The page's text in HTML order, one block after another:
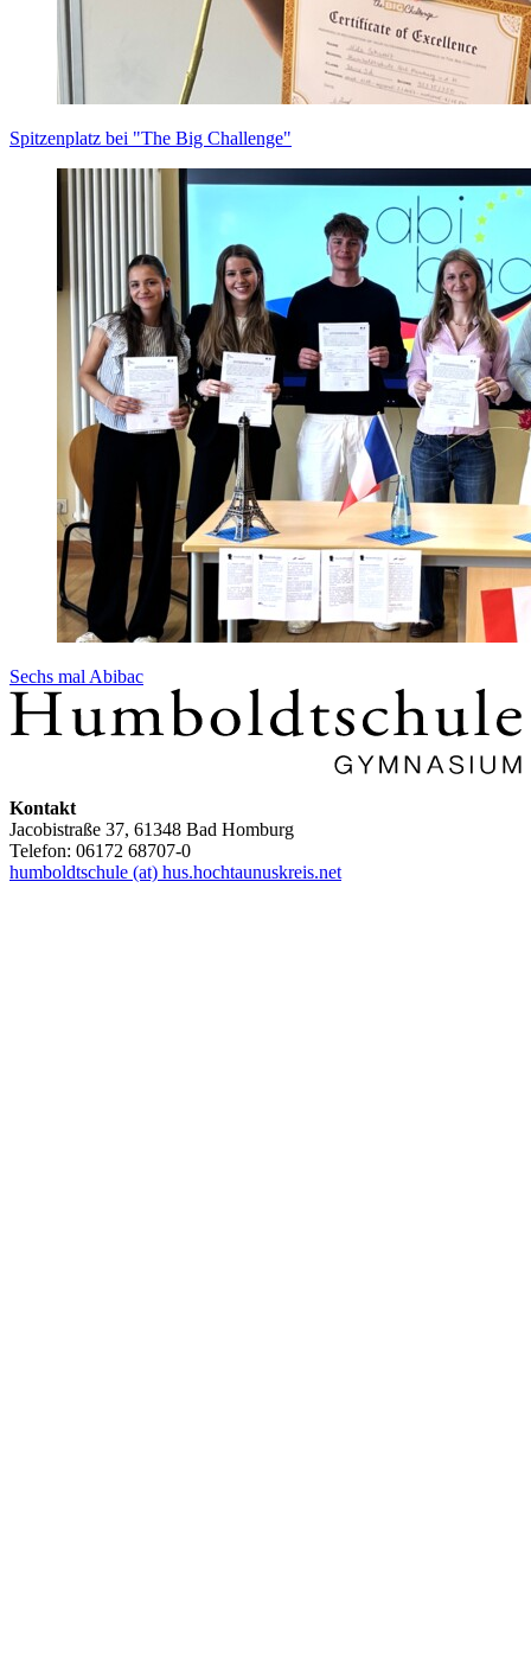
Spitzenplatz bei "The Big Challenge"
Sechs mal Abibac
Kontakt
Jacobistraße 37, 61348 Bad Homburg
Telefon: 06172 68707-0
humboldtschule (at) hus.hochtaunuskreis.net